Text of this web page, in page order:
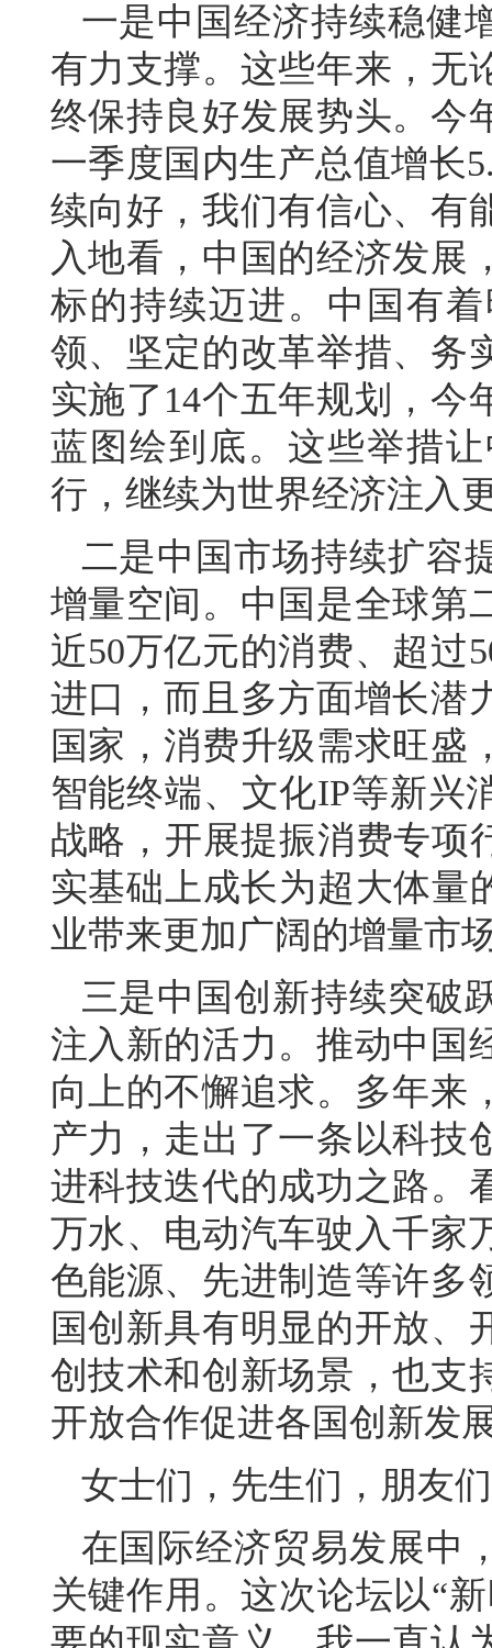
一是中国经济持续稳健
有力支撑。这些年来，无
终保持良好发展势头。今
一季度国内生产总值增长
续向好，我们有信心、有
入地看，中国的经济发展
标的持续迈进。中国有
领、坚定的改革举措、务
实施了14个五年规划，今
蓝图绘到底。这些举措
行，继续为世界经济注入
二是中国市场持续扩容
增量空间。中国是全球第
近50万亿元的消费、超过
进口，而且多方面增长潜
国家，消费升级需求旺盛
智能终端、文化IP等新兴
战略，开展提振消费专项
实基础上成长为超大体量
业带来更加广阔的增量市
三是中国创新持续突破
注入新的活力。推动中国
向上的不懈追求。多年来
产力，走出了一条以科技
进科技迭代的成功之路。
万水、电动汽车驶入千家
色能源、先进制造等许多
国创新具有明显的开放、
创技术和创新场景，也支
开放合作促进各国创新发
女士们，先生们，朋友
在国际经济贸易发展中
关键作用。这次论坛以“